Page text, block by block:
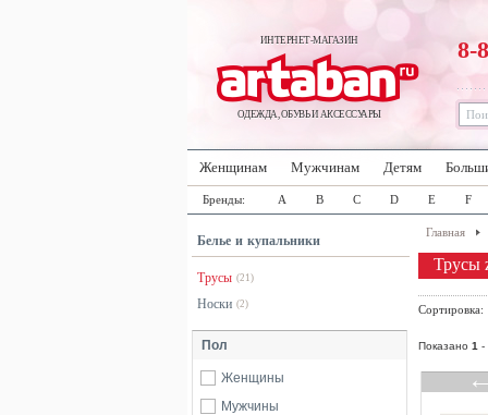
ИНТЕРНЕТ-МАГАЗИН
ОДЕЖДА, ОБУВЬ И АКСЕССУАРЫ
8-
Женщинам Мужчинам Детям
Бренды: A B C D E F
Белье и купальники
Трусы (21)
Носки (2)
Пол
Женщины
Мужчины
Главная
Трусы
Показано 1 -